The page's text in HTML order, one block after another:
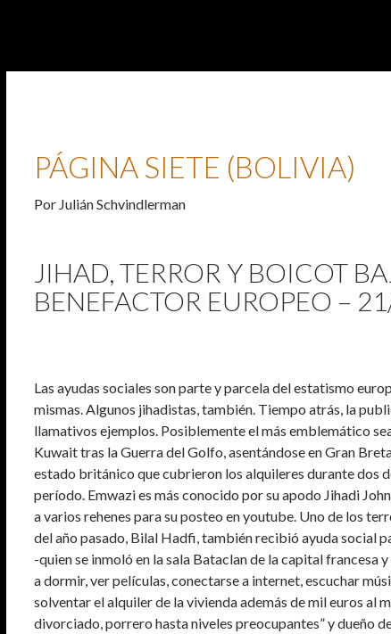
PÁGINA SIETE (BOLIVIA)
Por Julián Schvindlerman
JIHAD, TERROR Y BOICOT
BENEFACTOR EUROPEO –
Las ayudas sociales son parte y parcela del estatismo
mismas. Algunos jihadistas, también. Tiempo atrás, la
llamativos ejemplos. Posiblemente el más emblemático
Kuwait tras la Guerra del Golfo, asentándose en Gran
estado británico que cubrieron los alquileres durante dos
período. Emwazi es más conocido por su apodo Jihadi
a varios rehenes para su posteo en youtube. Uno de los
del año pasado, Bilal Hadfi, también recibió ayuda social
-quien se inmoló en la sala Bataclan de la capital francesa
a dormir, ver películas, conectarse a internet, escuchar
solventar el alquiler de la vivienda además de mil euros al
divorciado, porrero hasta niveles preocupantes” y dueño